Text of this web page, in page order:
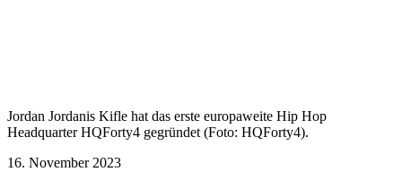
Jordan Jordanis Kifle hat das erste europaweite Hip Hop
Headquarter HQForty4 gegründet (Foto: HQForty4).
16. November 2023